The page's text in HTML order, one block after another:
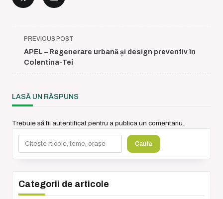
<span
class="nav-
subtitle
screen-
text">Page</span>
PREVIOUS POST
APEL – Regenerare urbană și design preventiv în
Colentina-Tei
LASĂ UN RĂSPUNS
Trebuie să fii autentificat pentru a publica un comentariu.
Caută
Categorii de articole